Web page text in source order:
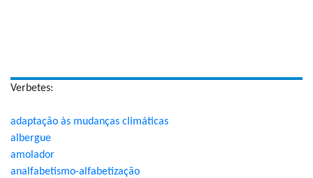
Verbetes:
adaptação às mudanças climáticas
albergue
amolador
analfabetismo-alfabetização